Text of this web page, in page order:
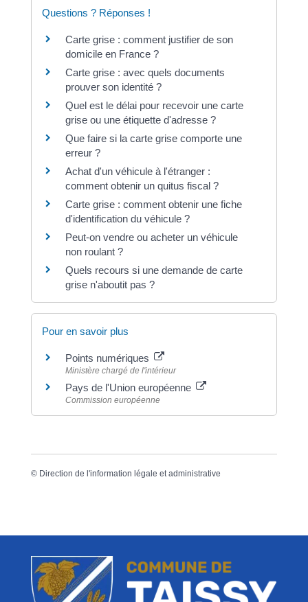
Questions ? Réponses !
Carte grise : comment justifier de son
domicile en France ?
Carte grise : avec quels documents
prouver son identité ?
Quel est le délai pour recevoir une carte
grise ou une étiquette d'adresse ?
Que faire si la carte grise comporte une
erreur ?
Achat d'un véhicule à l'étranger :
comment obtenir un quitus fiscal ?
Carte grise : comment obtenir une fiche
d'identification du véhicule ?
Peut-on vendre ou acheter un véhicule
non roulant ?
Quels recours si une demande de carte
grise n'aboutit pas ?
Pour en savoir plus
Points numériques
Ministère chargé de l'intérieur
Pays de l'Union européenne
Commission européenne
© Direction de l'information légale et administrative